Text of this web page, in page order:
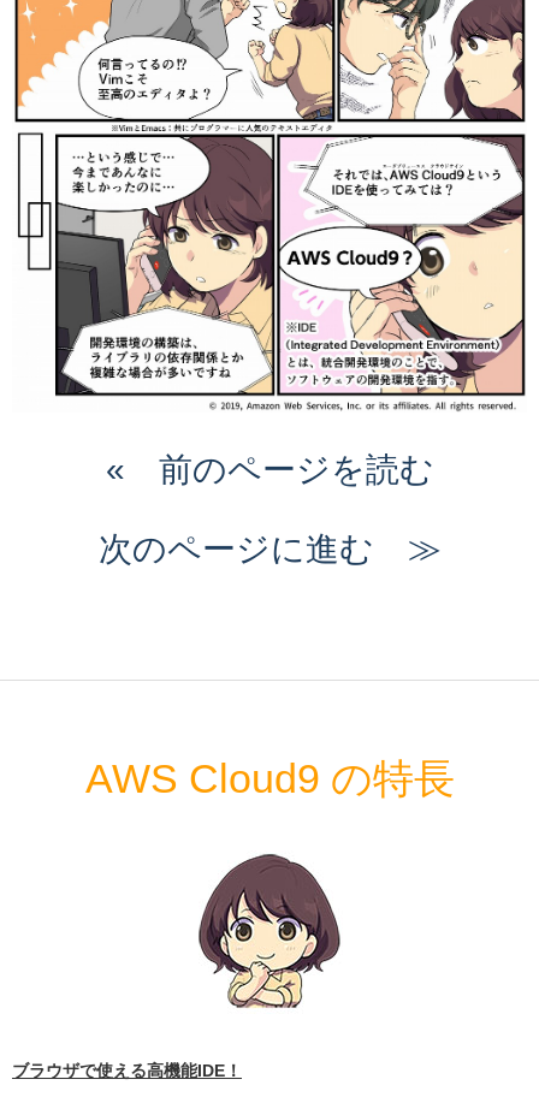
« 前のページを読む
次のページに進む ≫
AWS Cloud9 の特長
ブラウザで使える高機能IDE！